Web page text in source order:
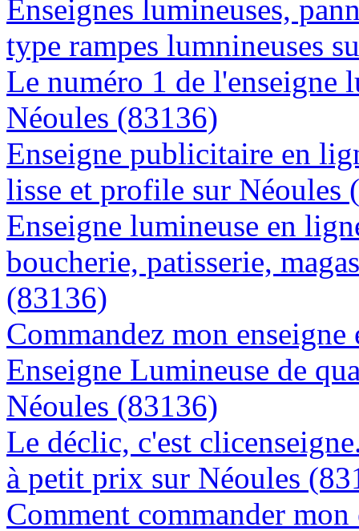
Enseignes lumineuses,
type rampes lumnineuses
Le numéro 1 de l'enseigne
Néoules (83136)
Enseigne publicitaire en
lisse et profile sur Néoules
Enseigne lumineuse en
boucherie, patisserie,
(83136)
Commandez mon
Enseigne Lumineuse de
Néoules (83136)
Le déclic, c'est
à petit prix sur Néoules
Comment commander